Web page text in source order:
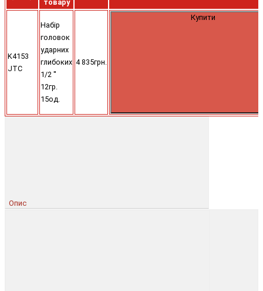
товару
K4153
JTC
Набір
головок
ударних
глибоких
1/2 ''
12гр.
15од.
4 835грн.
Купити
Опис